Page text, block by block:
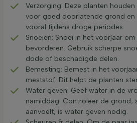
Verzorging: Deze planten
voor goed doorlatende grond
vooral tijdens droge periodes.
Snoeien: Snoei in het voorjaar
bevorderen. Gebruik scherpe
dode of beschadigde delen.
Bemesting: Bemest in het
meststof. Dit helpt de planten
Water geven: Geef water in de
namiddag. Controleer de grond;
aanvoelt, is water geven nodig.